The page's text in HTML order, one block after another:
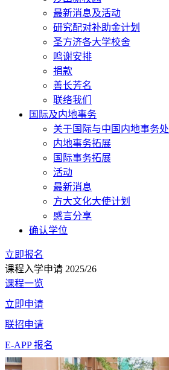
最新消息及活动
研究配对补助金计划
圣方济各大学校舍
鸣谢安排
捐款
善长芳名
联络我们
国际及内地事务
关于国际与中国内地事务处
内地事务拓展
国际事务拓展
活动
最新消息
方大文化大使计划
感言分享
确认学位
立即报名
课程入学申请 2025/26
课程一览
立即申请
联招申请
E-APP 报名